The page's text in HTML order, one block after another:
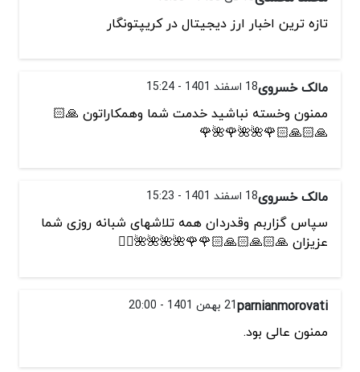
تازه ترین اخبار ارز دیجیتال در کریپتونگار
مالک خسروی18 اسفند 1401 - 15:24
ممنون وخسته نباشید خدمت شما وهمکاراتون 🙏🏻
🙏🏻🙏🏻🌹🌺🌺🌹🌺🌹
مالک خسروی18 اسفند 1401 - 15:23
سپاس گزاربم وقدردان همه تلاشهای شبانه روزی شما
عزیزان 🙏🏻🙏🏻🙏🏻🌹🌹🌺🌺🌺🌺✌🏻
parnianmorovati21 بهمن 1401 - 20:00
ممنون عالی بود.